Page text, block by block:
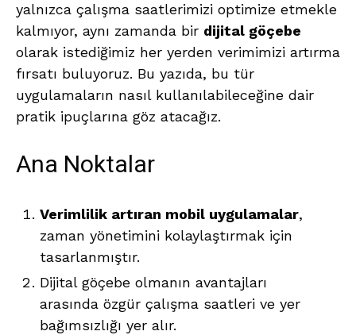
yalnızca çalışma saatlerimizi optimize etmekle
kalmıyor, aynı zamanda bir dijital göçebe
olarak istediğimiz her yerden verimimizi artırma
fırsatı buluyoruz. Bu yazıda, bu tür
uygulamaların nasıl kullanılabileceğine dair
pratik ipuçlarına göz atacağız.
Ana Noktalar
Verimlilik artıran mobil uygulamalar,
zaman yönetimini kolaylaştırmak için
tasarlanmıştır.
Dijital göçebe olmanın avantajları
arasında özgür çalışma saatleri ve yer
bağımsızlığı yer alır.